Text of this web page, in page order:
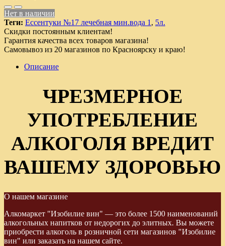
Нет в наличии
Теги: Ессентуки №17 лечебная мин.вода 1 , 5л.
Скидки постоянным клиентам!
Гарантия качества всех товаров магазина!
Самовывоз из 20 магазинов по Красноярску и краю!
Описание
ЧРЕЗМЕРНОЕ
УПОТРЕБЛЕНИЕ
АЛКОГОЛЯ ВРЕДИТ
ВАШЕМУ ЗДОРОВЬЮ
О нашем магазине
Алкомаркет "Изобилие вин" — это более 1500 наименований
алкогольных напитков от недорогих до элитных. Вы можете
приобрести алкоголь в розничной сети магазинов "Изобилие
вин" или заказать на нашем сайте.